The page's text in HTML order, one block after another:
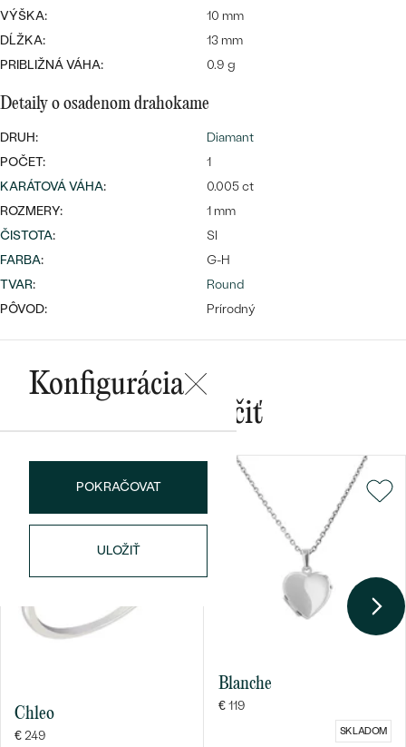
Bestsellery
VÝŠKA:
10 mm
DĹŽKA:
13 mm
PRIBLIŽNÁ VÁHA:
0.9 g
Detaily o osadenom drahokame
DRUH:
Diamant
POČET:
1
KARÁTOVÁ VÁHA:
0.005 ct
ROZMERY:
1 mm
ČISTOTA:
SI
FARBA:
G-H
TVAR:
Round
PÔVOD:
Prírodný
Konfigurácia
POKRAČOVAT
ULOŽIŤ
Mohlo by sa vám páčiť
Chleo
€ 249
Blanche
€ 119
SKLADOM